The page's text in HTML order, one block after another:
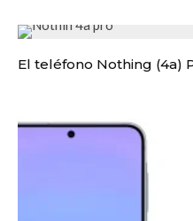
El teléfono Nothing (4a)